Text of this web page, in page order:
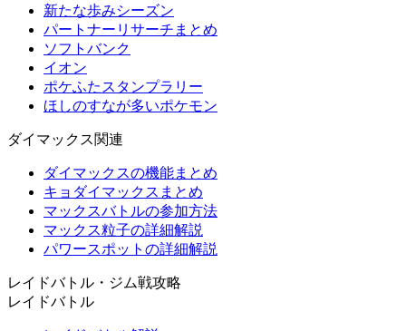
新たな歩みシーズン
パートナーリサーチまとめ
ソフトバンク
イオン
ポケふたスタンプラリー
ほしのすなが多いポケモン
ダイマックス関連
ダイマックスの機能まとめ
キョダイマックスまとめ
マックスバトルの参加方法
マックス粒子の詳細解説
パワースポットの詳細解説
レイドバトル・ジム戦攻略
レイドバトル